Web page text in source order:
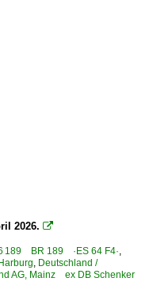
2026. 
189 BR 189 ·ES 64 F4·,
, Deutschland /
AG, Mainz ex DB Schenker